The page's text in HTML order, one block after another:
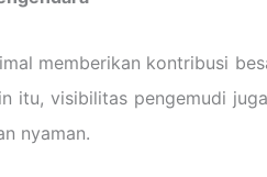
memberikan kontribusi
itu, visibilitas pengemudi
nyaman.